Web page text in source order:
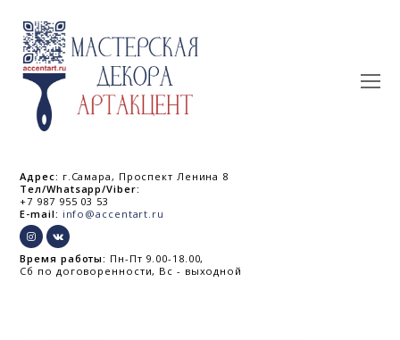
Адрес: г.Самара, Проспект Ленина 8
Тел/Whatsapp/Viber:
+7 987 955 03 53
E-mail: info@accentart.ru
Время работы: Пн-Пт 9.00-18.00,
Сб по договоренности, Вс - выходной